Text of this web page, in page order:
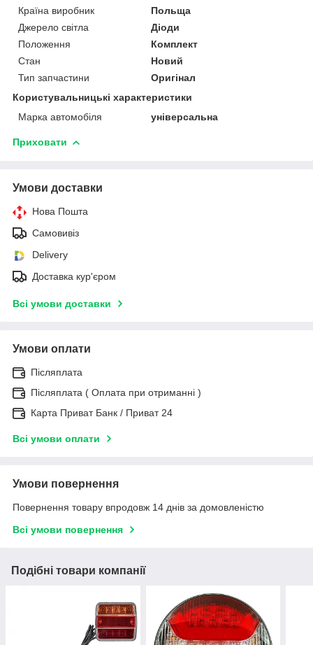
Країна виробник
Польща
Джерело світла
Діоди
Положення
Комплект
Стан
Новий
Тип запчастини
Оригінал
Користувальницькі характеристики
Марка автомобіля
універсальна
Приховати
Умови доставки
Нова Пошта
Самовивіз
Delivery
Доставка кур'єром
Всі умови доставки
Умови оплати
Післяплата
Післяплата ( Оплата при отриманні )
Карта Приват Банк / Приват 24
Всі умови оплати
Умови повернення
Повернення товару впродовж 14 днів за домовленістю
Всі умови повернення
Подібні товари компанії